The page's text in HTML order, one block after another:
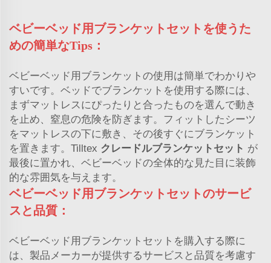
ベビーベッド用ブランケットセットを使うた
めの簡単なTips：
ベビーベッド用ブランケットの使用は簡単でわかりや
すいです。ベッドでブランケットを使用する際には、
まずマットレスにぴったりと合ったものを選んで動き
を止め、窒息の危険を防ぎます。フィットしたシーツ
をマットレスの下に敷き、その後すぐにブランケット
を置きます。Tilltex クレードルブランケットセット が
最後に置かれ、ベビーベッドの全体的な見た目に装飾
的な雰囲気を与えます。
ベビーベッド用ブランケットセットのサービ
スと品質：
ベビーベッド用ブランケットセットを購入する際に
は、製品メーカーが提供するサービスと品質を考慮す